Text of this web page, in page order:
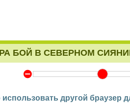
БОЙ В СЕВЕРНОМ
Y
другой браузер